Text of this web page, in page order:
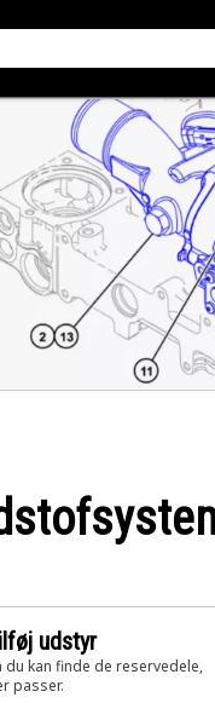
udstyr
du kan finde de reservedele,
passer.